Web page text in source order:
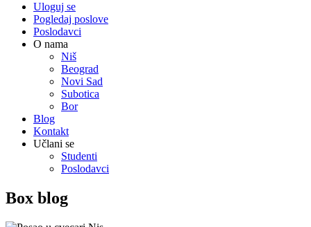
Uloguj se
Pogledaj poslove
Poslodavci
O nama
Niš
Beograd
Novi Sad
Subotica
Bor
Blog
Kontakt
Učlani se
Studenti
Poslodavci
Box blog